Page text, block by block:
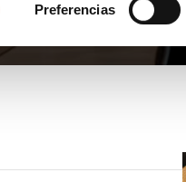
Preferencias